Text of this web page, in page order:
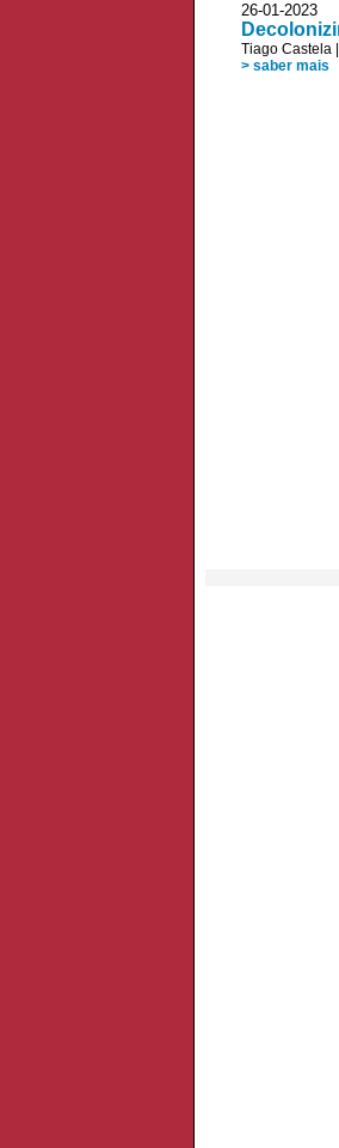
26-01-
Tiago Castela
> saber mais